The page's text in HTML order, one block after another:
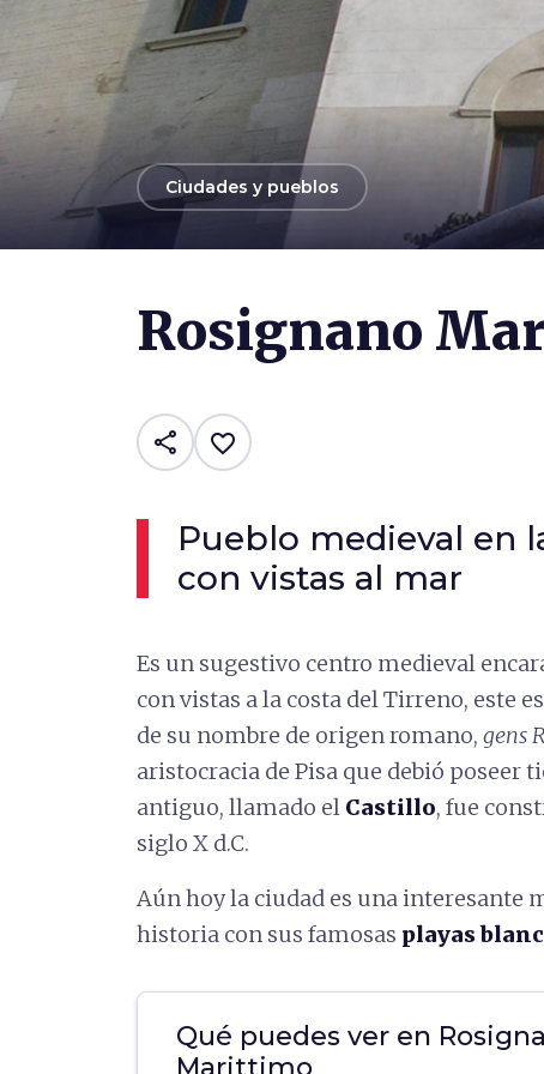
arrow_backCiudades y pueblos
Rosignano
share favorite_border
Pueblo medieval en
con vistas al mar
Es un sugestivo centro medieval
con vistas a la costa del Tirreno, este es
de su nombre de origen romano, gens
aristocracia de Pisa que debió poseer
antiguo, llamado el Castillo, fue
siglo X d.C.
Aún hoy la ciudad es una interesante
historia con sus famosas playas
Qué puedes ver en
Marittimo